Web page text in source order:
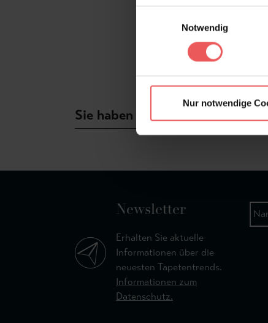
Notwendig
Nur notwendige
Sie haben Fragen zum Produkt?
Newsletter
Erhalten Sie aktuelle
Informationen über die
neuesten Tapetentrends.
Informationen zum
Datenschutz.